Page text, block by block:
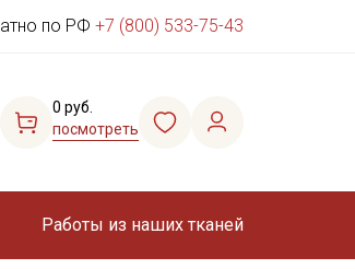
по РФ +7 (800) 533-75-43
0 руб.
посмотреть
Работы из наших тканей